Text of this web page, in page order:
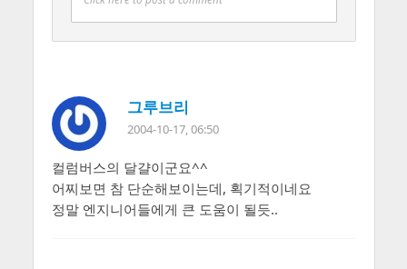
그루브리
2004-10-17, 06:50
컬럼버스의 달걀이군요^^
어찌보면 참 단순해보이는데, 획기적이네요
정말 엔지니어들에게 큰 도움이 될듯..